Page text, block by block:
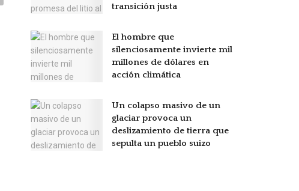
transición justa
El hombre que
silenciosamente invierte mil
millones de dólares en
acción climática
Un colapso masivo de un
glaciar provoca un
deslizamiento de tierra que
sepulta un pueblo suizo